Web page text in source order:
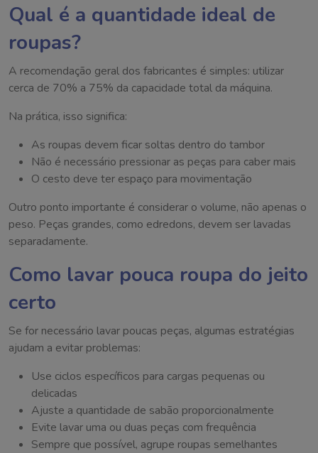
Qual é a quantidade ideal de
roupas?
A recomendação geral dos fabricantes é simples: utilizar
cerca de 70% a 75% da capacidade total da máquina.
Na prática, isso significa:
As roupas devem ficar soltas dentro do tambor
Não é necessário pressionar as peças para caber mais
O cesto deve ter espaço para movimentação
Outro ponto importante é considerar o volume, não apenas o
peso. Peças grandes, como edredons, devem ser lavadas
separadamente.
Como lavar pouca roupa do jeito
certo
Se for necessário lavar poucas peças, algumas estratégias
ajudam a evitar problemas:
Use ciclos específicos para cargas pequenas ou
delicadas
Ajuste a quantidade de sabão proporcionalmente
Evite lavar uma ou duas peças com frequência
Sempre que possível, agrupe roupas semelhantes